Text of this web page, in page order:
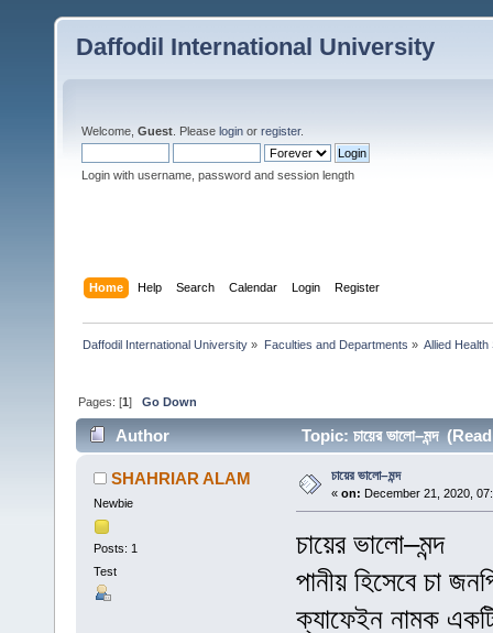
Daffodil International University
Welcome, Guest . Please login or register.
Login with username, password and session length
Home Help Search Calendar Login Register
Daffodil International University » Faculties and Departments » Allied Health
Pages: [1]Go Down
Author Topic: চায়ের ভালো–মন্দ
SHAHRIAR ALAM
Newbie
Posts: 1
Test
চায়ের ভালো–মন্দ
« on: December 21, 2020,
চায়ের ভালো–মন্দ
পানীয় হিসেবে চা
ক্যাফেইন নামক